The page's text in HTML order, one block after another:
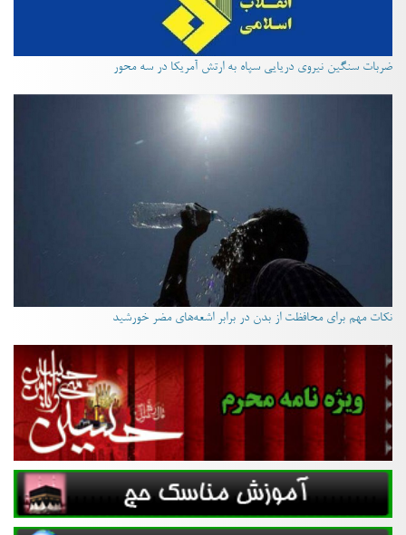
ضربات سنگین نیروی دریایی سپاه به ارتش آمریکا در سه محور
نکات مهم برای محافظت از بدن در برابر اشعه‌های مضر خورشید